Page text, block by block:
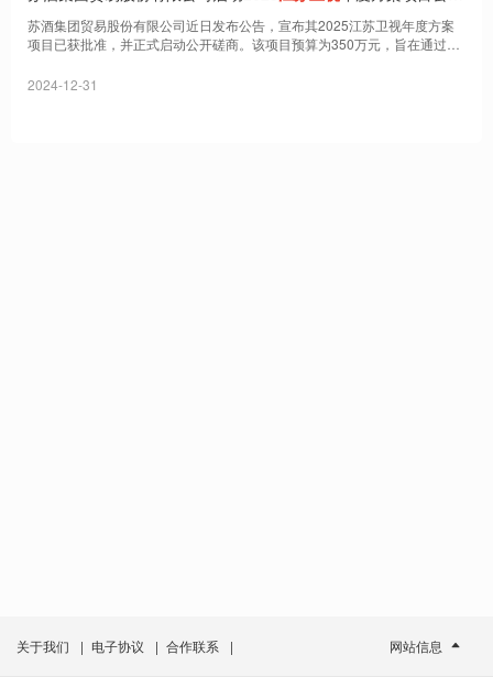
磋商
苏酒集团贸易股份有限公司近日发布公告，宣布其2025江苏卫视年度方案
项目已获批准，并正式启动公开磋商。该项目预算为350万元，旨在通过代
2024-12-31
关于我们 | 电子协议 | 合作联系 | 网站信息